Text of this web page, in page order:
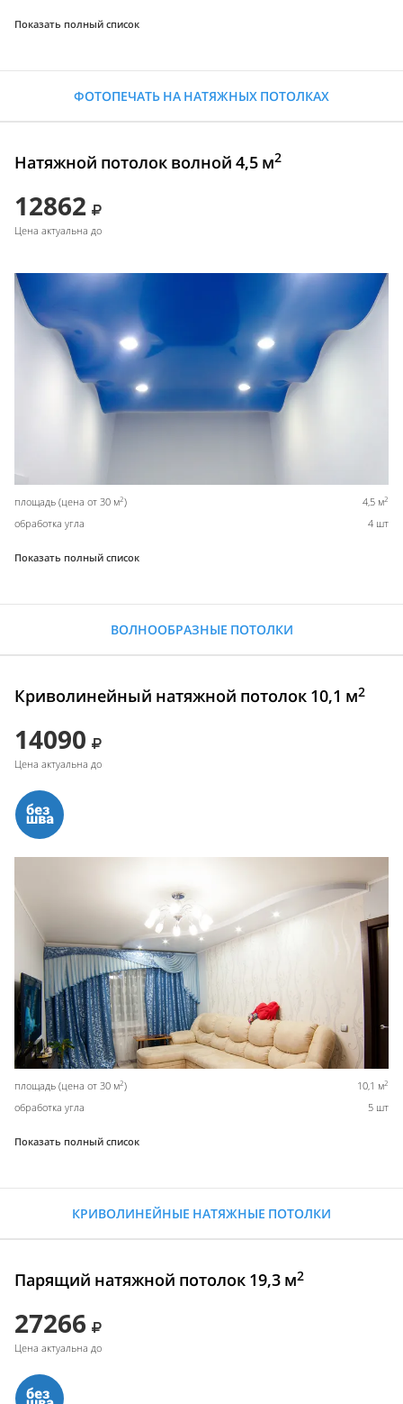
Показать полный список
ФОТОПЕЧАТЬ НА НАТЯЖНЫХ ПОТОЛКАХ
Натяжной потолок волной 4,5 м2
12862
Цена актуальна до
площадь (цена от 30 м2) 4,5 м2
обработка угла 4 шт
Показать полный список
ВОЛНООБРАЗНЫЕ ПОТОЛКИ
Криволинейный натяжной потолок 10,1 м2
14090
Цена актуальна до
площадь (цена от 30 м2) 10,1 м2
обработка угла 5 шт
Показать полный список
КРИВОЛИНЕЙНЫЕ НАТЯЖНЫЕ ПОТОЛКИ
Парящий натяжной потолок 19,3 м2
27266
Цена актуальна до